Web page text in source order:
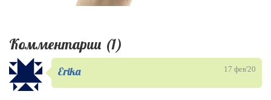
Комментарии (1)
Erika 17 фев'20